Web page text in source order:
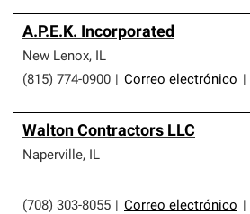
A.P.E.K. Incorporated
New Lenox, IL
(815) 774-0900
Correo electrónico
Walton Contractors LLC
Naperville, IL
(708) 303-8055 Correo electrónico